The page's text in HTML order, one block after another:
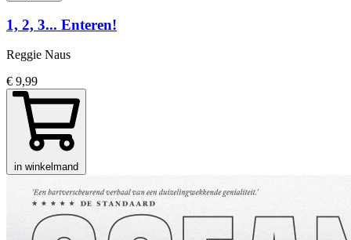
1, 2, 3... Enteren!
Reggie Naus
€ 9,99
in winkelmand